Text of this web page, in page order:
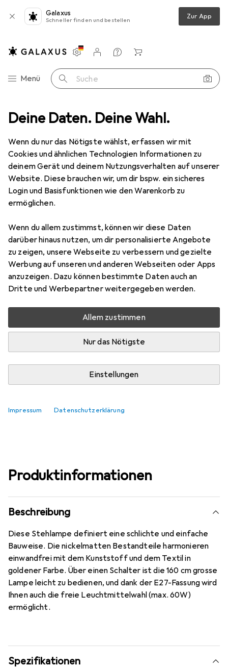
Deine Daten. Deine Wahl.
Wenn du nur das Nötigste wählst, erfassen wir mit
Cookies und ähnlichen Technologien Informationen zu
deinem Gerät und deinem Nutzungsverhalten auf unserer
Website. Diese brauchen wir, um dir bspw. ein sicheres
Login und Basisfunktionen wie den Warenkorb zu
ermöglichen.
Wenn du allem zustimmst, können wir diese Daten
darüber hinaus nutzen, um dir personalisierte Angebote
zu zeigen, unsere Webseite zu verbessern und gezielte
Werbung auf unseren und anderen Webseiten oder Apps
anzuzeigen. Dazu können bestimmte Daten auch an
Dritte und Werbepartner weitergegeben werden.
Allem zustimmen
Nur das Nötigste
Einstellungen
Impressum Datenschutzerklärung
Galaxus
Schneller finden und bestellen Zur App
Navigation nach Kategorien
Menü Suche
Einstellungen
Kundenkonto
Vergleichslisten
Merklisten
Warenkorb
Innenbeleuchtung Stehlampe Globo Stehleuchte Amy I
5 Bilder
Globo Stehleuchte Amy I
Preis in EUR inkl. MwSt.
EUR
74,95
Bewertungen Marke
Mehr von Globo
Mi, 12.8. geliefert
Mehr als 10 Stück an Lager beim Lieferanten
Lieferort angeben für genaue Lieferzeit
In den Warenkorb
Produktinformationen
Beschreibung
Diese Stehlampe definiert eine schlichte und einfache
Bauweise. Die nickelmatten Bestandteile harmonieren
einwandfrei mit dem Kunststoff und dem Textil in
goldener Farbe. Über einen Schalter ist die 160 cm grosse
Lampe leicht zu bedienen, und dank der E27-Fassung wird
Ihnen auch die freie Leuchtmittelwahl (max. 60W)
ermöglicht.
Spezifikationen